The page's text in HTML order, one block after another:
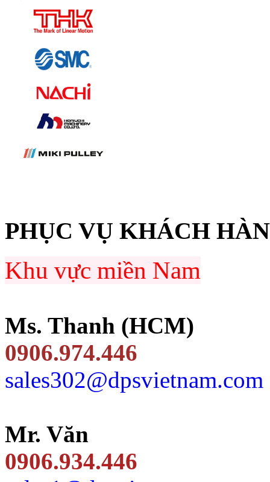
PHỤC VỤ KHÁCH
Khu vực miền Nam
Ms. Thanh (HCM)
0906.974.446
sales302@dpsvietnam.com
Mr. Văn
0906.934.446